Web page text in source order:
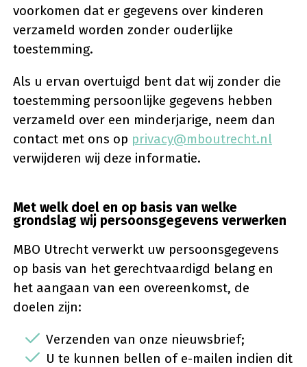
voorkomen dat er gegevens over kinderen
verzameld worden zonder ouderlijke
toestemming.
Als u ervan overtuigd bent dat wij zonder die
toestemming persoonlijke gegevens hebben
verzameld over een minderjarige, neem dan
contact met ons op privacy@mboutrecht.nl
verwijderen wij deze informatie.
Met welk doel en op basis van welke
grondslag wij persoonsgegevens verwerken
MBO Utrecht verwerkt uw persoonsgegevens
op basis van het gerechtvaardigd belang en
het aangaan van een overeenkomst, de
doelen zijn:
Verzenden van onze nieuwsbrief;
U te kunnen bellen of e-mailen indien dit